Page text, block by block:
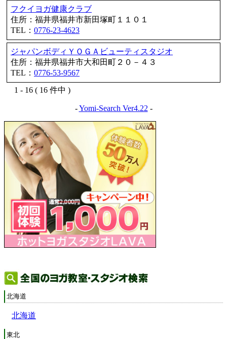
フクイヨガ健康クラブ
住所：福井県福井市新田塚町１１０１
TEL： 0776-23-4623
ジャパンボディＹＯＧＡビューティスタジオ
住所：福井県福井市大和田町２０－４３
TEL： 0776-53-9567
1 - 16 ( 16 件中 )
-Yomi-Search Ver4.22 -
北海道
北海道
東北